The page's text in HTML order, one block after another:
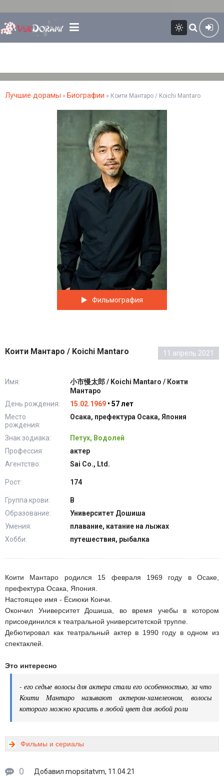
Лучшие дорамы » Биографии » Коити Мантаро / Koichi Mantaro
Фильмография
Коити Мантаро / Koichi Mantaro 11 апрель 2021
Имя:
小市慢太郎 / Koichi Mantaro / Коити
Мантаро
День рождения:
15.02.1969 • 57 лет
Место
рождения:
Осака, префектура Осака, Япония
Знак зодиака:
Петух, Водолей
Профессия:
актер
Агентство:
Sai Co., Ltd.
Рост: 174
Группа крови:
В
Образование:
Университет Дошиша
Умения:
плавание, катание на лыжах
Хобби:
путешествия, рыбалка
Коити Мантаро родился 15 февраля 1969 году в Осаке,
префектура Осака, Япония.
Настоящее имя - Ёсиюки Коичи.
Окончил Университет Дошиша, во время учебы в котором
присоединился к театральной университетской труппе.
Дебютировал как театральный актер в 1990 году в одном из
спектаклей.
Это интересно
- его седые волосы для актера стали его особенностью, за что
Коити Мантаро называют актером-хамелеоном, волосы
которого можно красить в любой цвет для любой роли
Фильмы и сериалы
0 Добавил mopsitatvm, 11.04.21